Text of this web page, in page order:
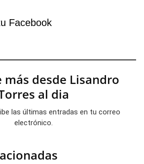
Facebook
más desde Lisandro
al dia
las últimas entradas en tu correo
electrónico.